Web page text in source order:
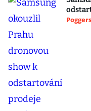
Poggers